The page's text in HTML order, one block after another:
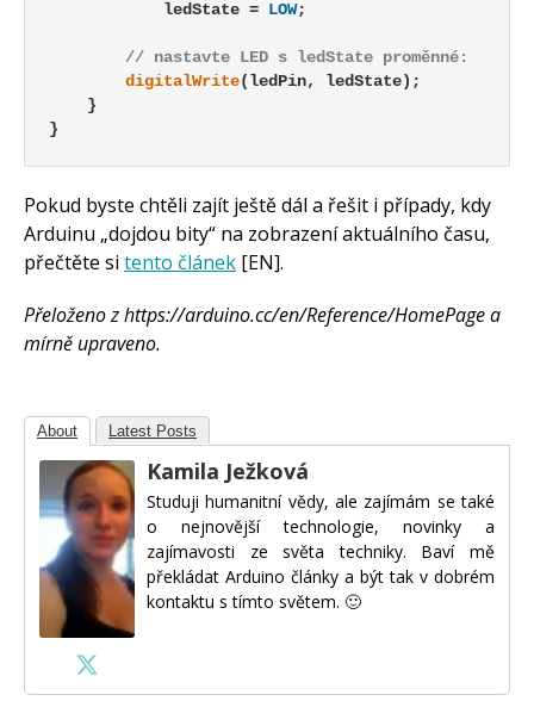
ledState = LOW;
// nastavte LED s ledState proměnné:
digitalWrite(ledPin, ledState);
}
}
Pokud byste chtěli zajít ještě dál a řešit i případy, kdy
Arduinu „dojdou bity“ na zobrazení aktuálního času,
přečtěte si tento článek [EN].
Přeloženo z https://arduino.cc/en/Reference/HomePage a
mírně upraveno.
About Latest Posts
Kamila Ježková
Studuji humanitní vědy, ale zajímám se také
o nejnovější technologie, novinky a
zajímavosti ze světa techniky. Baví mě
překládat Arduino články a být tak v dobrém
kontaktu s tímto světem. 🙂